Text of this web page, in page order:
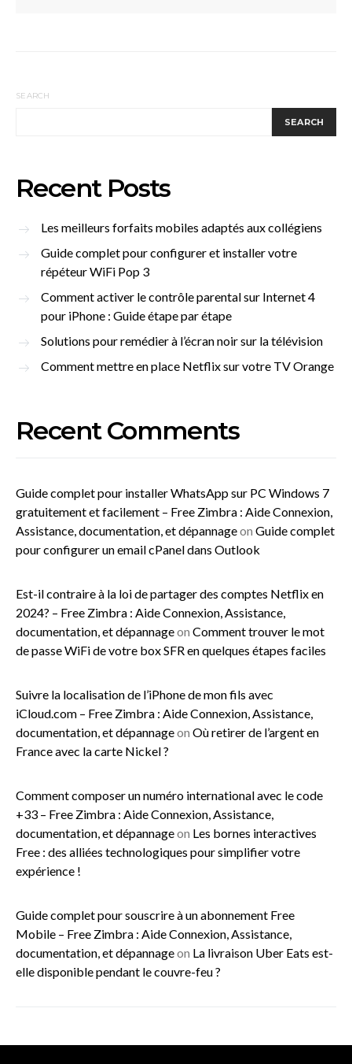
SEARCH
SEARCH
Recent Posts
Les meilleurs forfaits mobiles adaptés aux collégiens
Guide complet pour configurer et installer votre
répéteur WiFi Pop 3
Comment activer le contrôle parental sur Internet 4
pour iPhone : Guide étape par étape
Solutions pour remédier à l’écran noir sur la télévision
Comment mettre en place Netflix sur votre TV Orange
Recent Comments
Guide complet pour installer WhatsApp sur PC Windows 7
gratuitement et facilement – Free Zimbra : Aide Connexion,
Assistance, documentation, et dépannageon Guide complet
pour configurer un email cPanel dans Outlook
Est-il contraire à la loi de partager des comptes Netflix en
2024? – Free Zimbra : Aide Connexion, Assistance,
documentation, et dépannageon Comment trouver le mot
de passe WiFi de votre box SFR en quelques étapes faciles
Suivre la localisation de l’iPhone de mon fils avec
iCloud.com – Free Zimbra : Aide Connexion, Assistance,
documentation, et dépannageon Où retirer de l’argent en
France avec la carte Nickel ?
Comment composer un numéro international avec le code
+33 – Free Zimbra : Aide Connexion, Assistance,
documentation, et dépannageon Les bornes interactives
Free : des alliées technologiques pour simplifier votre
expérience !
Guide complet pour souscrire à un abonnement Free
Mobile – Free Zimbra : Aide Connexion, Assistance,
documentation, et dépannageon La livraison Uber Eats est-
elle disponible pendant le couvre-feu ?